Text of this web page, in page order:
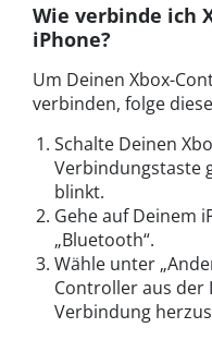
Wie verbinde ich
iPhone?
Um Deinen Xbox-
verbinden, folge
Schalte Deinen
Verbindungstaste
blinkt.
Gehe auf Deinem
„Bluetooth“.
Wähle unter
Controller aus der
Verbindung